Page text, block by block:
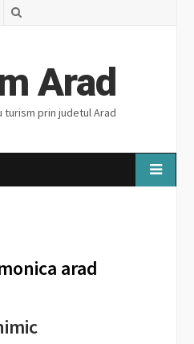
c
Arad
turism prin judetul Arad
arad